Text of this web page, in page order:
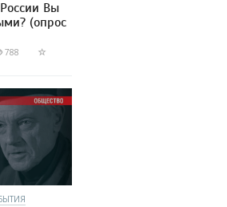
Вы
(опрос
788